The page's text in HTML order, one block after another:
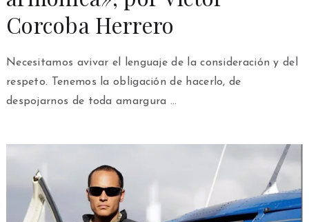
Corcoba Herrero
Necesitamos avivar el lenguaje de la consideración y del
respeto. Tenemos la obligación de hacerlo, de
despojarnos de toda amargura …